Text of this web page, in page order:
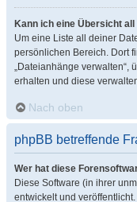
Kann ich eine Übersicht
Um eine Liste all deiner
persönlichen Bereich. Dort
„Dateianhänge verwalten“,
erhalten und diese
Nach oben
phpBB betreffende
Wer hat diese
Diese Software (in ihrer
entwickelt und